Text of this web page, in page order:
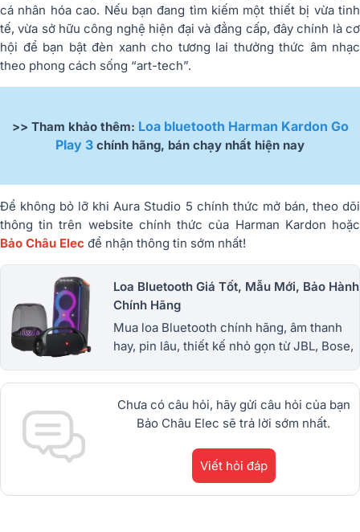
cá nhân hóa cao. Nếu bạn đang tìm kiếm một thiết bị vừa tinh
tế, vừa sở hữu công nghệ hiện đại và đẳng cấp, đây chính là cơ
hội để bạn bật đèn xanh cho tương lai thưởng thức âm nhạc
theo phong cách sống “art-tech”.
>> Tham khảo thêm: Loa bluetooth Harman Kardon Go
Play 3 chính hãng, bán chạy nhất hiện nay
Để không bỏ lỡ khi Aura Studio 5 chính thức mở bán, theo dõi
thông tin trên website chính thức của Harman Kardon hoặc
Bảo Châu Elec để nhận thông tin sớm nhất!
Loa Bluetooth Giá Tốt, Mẫu Mới, Bảo Hành
Chính Hãng
Mua loa Bluetooth chính hãng, âm thanh
hay, pin lâu, thiết kế nhỏ gọn từ JBL, Bose,
tốt, bảo hành uy tín. 1900.0255
Chưa có câu hỏi, hãy gửi câu hỏi của bạn
Bảo Châu Elec sẽ trả lời sớm nhất.
Viết hỏi đáp